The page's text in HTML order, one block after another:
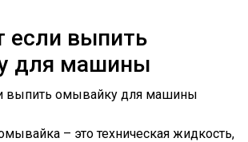
если выпить
для машины
– это техническая жидкость,